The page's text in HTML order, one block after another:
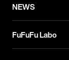
NEWS
FuFuFu Labo